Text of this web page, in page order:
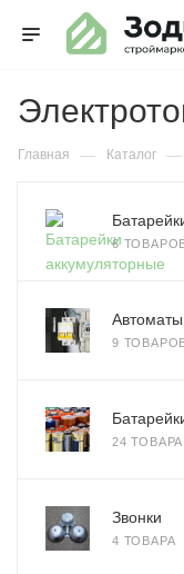
Главная — Каталог —
6
Автоматы
9
24 ТОВАРА
Звонки
4 ТОВАРА